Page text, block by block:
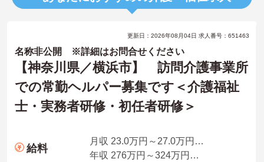
更新日：2026年08月04日 求人番号：651463
名称非公開 ※詳細はお問合せください
【神奈川県／横浜市】 訪問介護事業所
での常勤ヘルパー募集です＜介護福祉
士・実務者研修・初任者研修＞
給料
月収 23.0万円～27.0万円程度（諸手当含む）
年収 276万円～324万円（別途、賞与支給）